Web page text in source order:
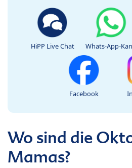
HiPP Live Chat Whats-App-
Facebook
Wo sind die
Mamas?